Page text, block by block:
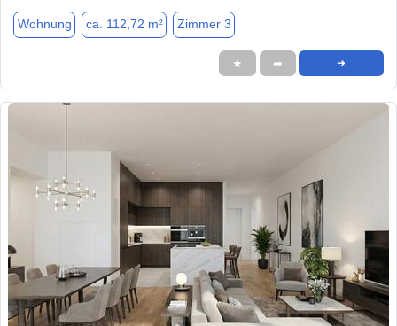
Wohnung ca. 112,72 m² Zimmer 3
★ ➦ ➜